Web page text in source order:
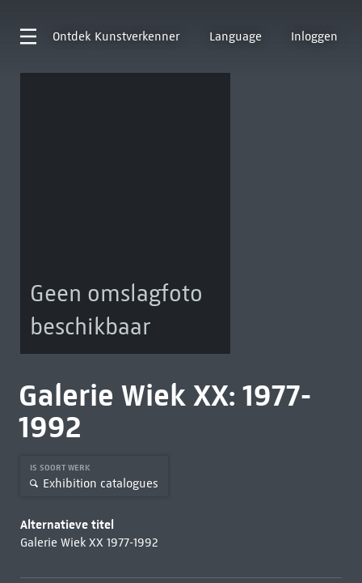
Ontdek Kunstverkenner Language Inloggen
Geen omslagfoto
beschikbaar
Galerie Wiek XX: 1977-
1992
IS SOORT WERK
Exhibition catalogues
Alternatieve titel
Galerie Wiek XX 1977-1992